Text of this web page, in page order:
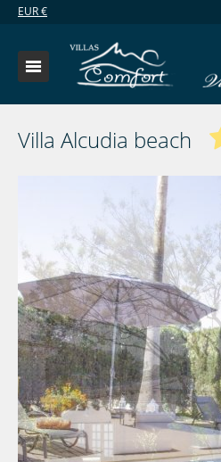
EUR€
Villa Alcudia beach